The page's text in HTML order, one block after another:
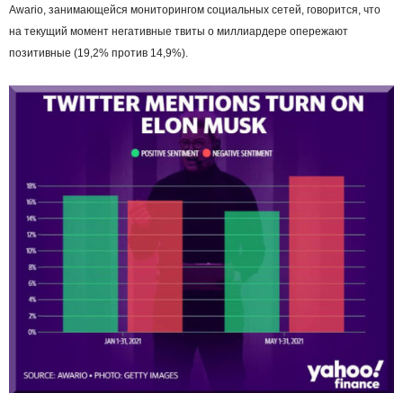
Awario, занимающейся мониторингом социальных сетей, говорится, что
на текущий момент негативные твиты о миллиардере опережают
позитивные (19,2% против 14,9%).